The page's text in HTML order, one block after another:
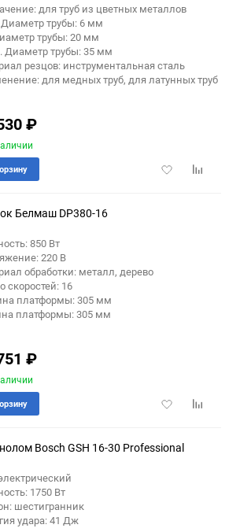
для труб из цветных металлов
трубы: 6 мм
трубы: 20 мм
Диаметр трубы: 35 мм
резцов: инструментальная сталь
для медных труб, для латунных труб
₽
Добавить
Белмаш DP380-16
850 Вт
220 В
обработки: металл, дерево
скоростей: 16
платформы: 305 мм
платформы: 305 мм
₽
Добавить
Bosch GSH 16-30 Professional
1750 Вт
шестигранник
удара: 41 Дж